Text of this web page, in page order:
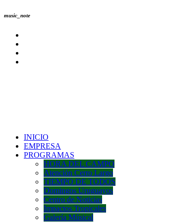
music_note
INICIO
EMPRESA
PROGRAMAS
HORA DEL CAMPO
Atención Cerro Largo
TIEMPO DE TODOS
Domingos Uruguayos
Centro de Noticias
Impactos Tropicales
Galería Músical